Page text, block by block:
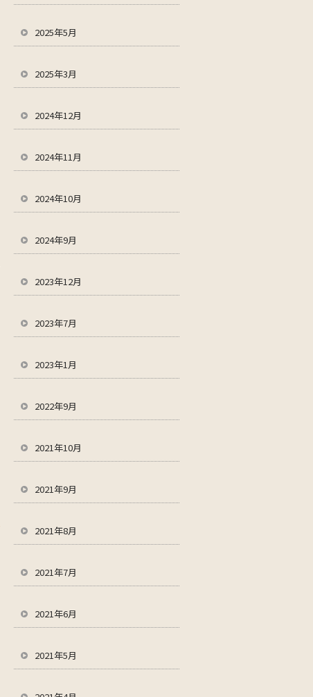
2025年5月
2025年3月
2024年12月
2024年11月
2024年10月
2024年9月
2023年12月
2023年7月
2023年1月
2022年9月
2021年10月
2021年9月
2021年8月
2021年7月
2021年6月
2021年5月